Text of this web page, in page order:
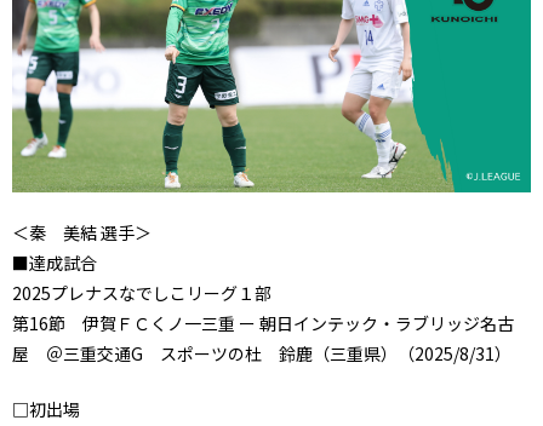
＜秦 美結 選手＞
■達成試合
2025プレナスなでしこリーグ１部
第16節 伊賀ＦＣくノ一三重 ー 朝日インテック・ラブリッジ名古
屋 ＠三重交通G スポーツの杜 鈴鹿（三重県）（2025/8/31）
□初出場